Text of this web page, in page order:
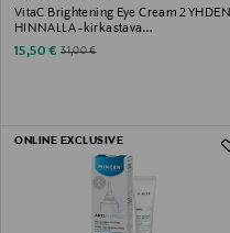
VitaC Brightening Eye Cream 2 YHDEN
HINNALLA -kirkastava
silmänympärysvoide 15ml
Discounted Price
15,50 € Original Price
31,00 €
ONLINE EXCLUSIVE